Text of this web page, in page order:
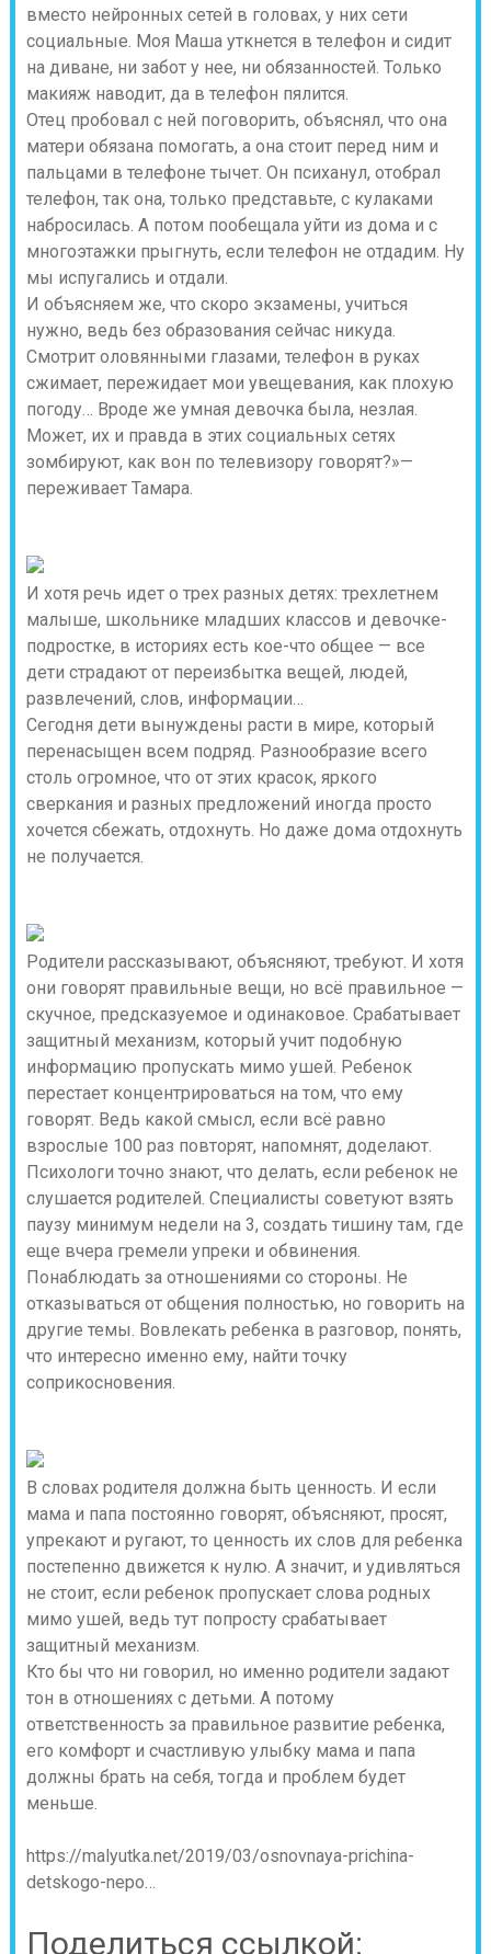
вместо нейронных сетей в головах, у них сети
социальные. Моя Маша уткнется в телефон и сидит
на диване, ни забот у нее, ни обязанностей. Только
макияж наводит, да в телефон пялится.
Отец пробовал с ней поговорить, объяснял, что она
матери обязана помогать, а она стоит перед ним и
пальцами в телефоне тычет. Он психанул, отобрал
телефон, так она, только представьте, с кулаками
набросилась. А потом пообещала уйти из дома и с
многоэтажки прыгнуть, если телефон не отдадим. Ну
мы испугались и отдали.
И объясняем же, что скоро экзамены, учиться
нужно, ведь без образования сейчас никуда.
Смотрит оловянными глазами, телефон в руках
сжимает, пережидает мои увещевания, как плохую
погоду… Вроде же умная девочка была, незлая.
Может, их и правда в этих социальных сетях
зомбируют, как вон по телевизору говорят?»—
переживает Тамара.
И хотя речь идет о трех разных детях: трехлетнем
малыше, школьнике младших классов и девочке-
подростке, в историях есть кое-что общее — все
дети страдают от переизбытка вещей, людей,
развлечений, слов, информации…
Сегодня дети вынуждены расти в мире, который
перенасыщен всем подряд. Разнообразие всего
столь огромное, что от этих красок, яркого
сверкания и разных предложений иногда просто
хочется сбежать, отдохнуть. Но даже дома отдохнуть
не получается.
Родители рассказывают, объясняют, требуют. И хотя
они говорят правильные вещи, но всё правильное —
скучное, предсказуемое и одинаковое. Срабатывает
защитный механизм, который учит подобную
информацию пропускать мимо ушей. Ребенок
перестает концентрироваться на том, что ему
говорят. Ведь какой смысл, если всё равно
взрослые 100 раз повторят, напомнят, доделают.
Психологи точно знают, что делать, если ребенок не
слушается родителей. Специалисты советуют взять
паузу минимум недели на 3, создать тишину там, где
еще вчера гремели упреки и обвинения.
Понаблюдать за отношениями со стороны. Не
отказываться от общения полностью, но говорить на
другие темы. Вовлекать ребенка в разговор, понять,
что интересно именно ему, найти точку
соприкосновения.
В словах родителя должна быть ценность. И если
мама и папа постоянно говорят, объясняют, просят,
упрекают и ругают, то ценность их слов для ребенка
постепенно движется к нулю. А значит, и удивляться
не стоит, если ребенок пропускает слова родных
мимо ушей, ведь тут попросту срабатывает
защитный механизм.
Кто бы что ни говорил, но именно родители задают
тон в отношениях с детьми. А потому
ответственность за правильное развитие ребенка,
его комфорт и счастливую улыбку мама и папа
должны брать на себя, тогда и проблем будет
меньше.
https://malyutka.net/2019/03/osnovnaya-prichina-
detskogo-nepo…
Поделиться ссылкой: